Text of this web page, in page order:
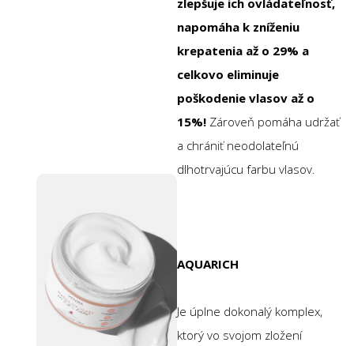
zlepšuje ich ovládateľnosť,
napomáha k zníženiu
krepatenia až o 29% a
celkovo eliminuje
poškodenie vlasov až o
15%! Zároveň pomáha udržať
a chrániť neodolateľnú
dlhotrvajúcu farbu vlasov.
AQUARICH
Je úplne dokonalý komplex,
ktorý vo svojom zložení